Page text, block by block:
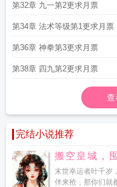
第32章 九一第2更求月票
第34章 法术等级第1更求月票
第36章 神拳第3更求月票
第38章 四九第2更求月票
查
完结小说推荐
搬空皇城，
末世幸运者叶千岁
伴来抢，那你们就